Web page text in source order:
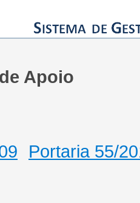
Apoio
Portaria 55/